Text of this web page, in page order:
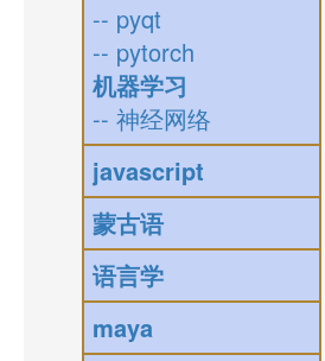
-- pyqt
-- pytorch
机器学习
-- 神经网络
javascript
蒙古语
语言学
maya